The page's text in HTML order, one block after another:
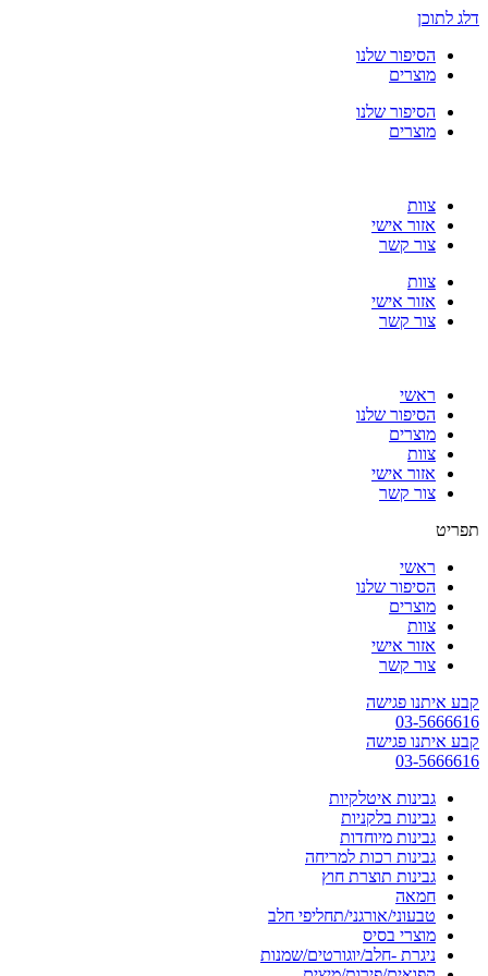
דלג לתוכן
הסיפור שלנו
מוצרים
הסיפור שלנו
מוצרים
צוות
אזור אישי
צור קשר
צוות
אזור אישי
צור קשר
ראשי
הסיפור שלנו
מוצרים
צוות
אזור אישי
צור קשר
תפריט
ראשי
הסיפור שלנו
מוצרים
צוות
אזור אישי
צור קשר
קבע איתנו פגישה
03-5666616
קבע איתנו פגישה
03-5666616
גבינות איטלקיות
גבינות בלקניות
גבינות מיוחדות
גבינות רכות למריחה
גבינות תוצרת חוץ
חמאה
טבעוני/אורגני/תחליפי חלב
מוצרי בסיס
ניגרת -חלב/יוגורטים/שמנות